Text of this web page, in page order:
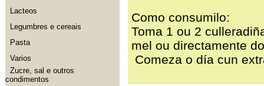
Lacteos
Legumbres e cereais
Pasta
Varios
Zucre, sal e outros
condimentos
Como consumilo:
Toma 1 ou 2
mel ou directamente
Comeza o día cun